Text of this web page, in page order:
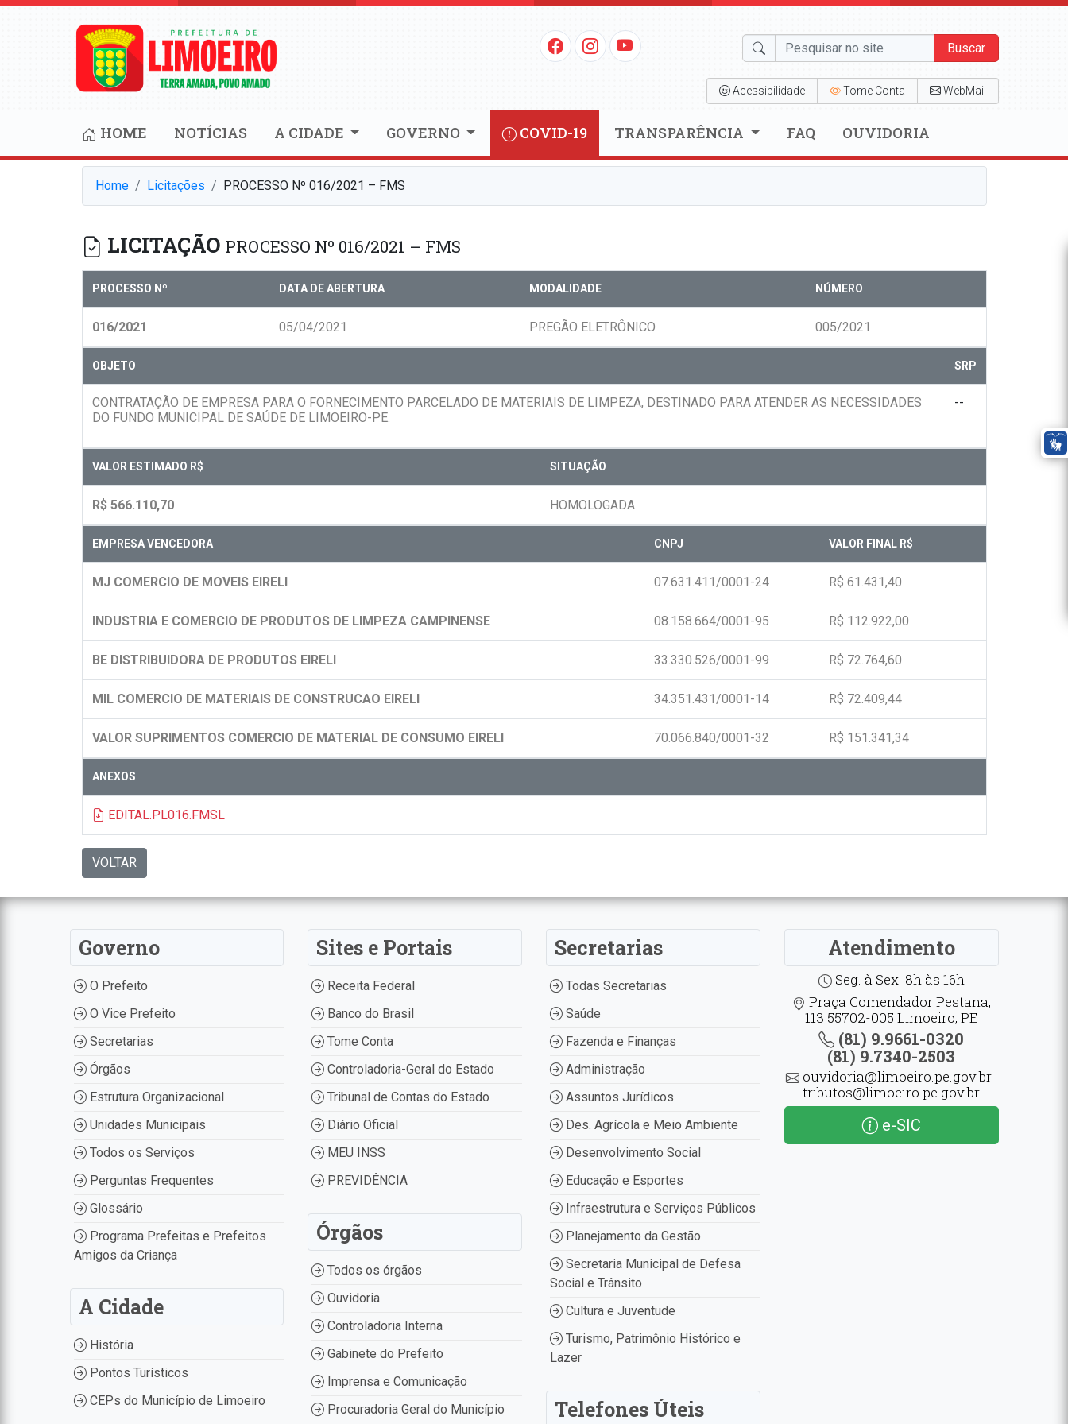
Buscar
Acessibilidade Tome Conta WebMail
HOME NOTÍCIAS A CIDADE GOVERNO COVID-19 TRANSPARÊNCIA FAQ OUVIDORIA
Home Licitações PROCESSO Nº 016/2021 – FMS
LICITAÇÃO PROCESSO Nº 016/2021 – FMS
PROCESSO Nº DATA DE ABERTURA MODALIDADE NÚMERO
016/2021 05/04/2021 PREGÃO ELETRÔNICO 005/2021
OBJETO SRP
CONTRATAÇÃO DE EMPRESA PARA O FORNECIMENTO PARCELADO DE MATERIAIS DE LIMPEZA, DESTINADO PARA ATENDER AS NECESSIDADES
DO FUNDO MUNICIPAL DE SAÚDE DE LIMOEIRO-PE.
--
VALOR ESTIMADO R$ SITUAÇÃO
R$ 566.110,70 HOMOLOGADA
EMPRESA VENCEDORA CNPJ VALOR FINAL R$
MJ COMERCIO DE MOVEIS EIRELI 07.631.411/0001-24 R$ 61.431,40
INDUSTRIA E COMERCIO DE PRODUTOS DE LIMPEZA CAMPINENSE 08.158.664/0001-95 R$ 112.922,00
BE DISTRIBUIDORA DE PRODUTOS EIRELI 33.330.526/0001-99 R$ 72.764,60
MIL COMERCIO DE MATERIAIS DE CONSTRUCAO EIRELI 34.351.431/0001-14 R$ 72.409,44
VALOR SUPRIMENTOS COMERCIO DE MATERIAL DE CONSUMO EIRELI 70.066.840/0001-32 R$ 151.341,34
ANEXOS
EDITAL.PL016.FMSL
VOLTAR
Governo
O Prefeito
O Vice Prefeito
Secretarias
Órgãos
Estrutura Organizacional
Unidades Municipais
Todos os Serviços
Perguntas Frequentes
Glossário
Programa Prefeitas e Prefeitos
Amigos da Criança
A Cidade
História
Pontos Turísticos
CEPs do Município de Limoeiro
Sites e Portais
Receita Federal
Banco do Brasil
Tome Conta
Controladoria-Geral do Estado
Tribunal de Contas do Estado
Diário Oficial
MEU INSS
PREVIDÊNCIA
Órgãos
Todos os órgãos
Ouvidoria
Controladoria Interna
Gabinete do Prefeito
Imprensa e Comunicação
Procuradoria Geral do Município
Secretarias
Todas Secretarias
Saúde
Fazenda e Finanças
Administração
Assuntos Jurídicos
Des. Agrícola e Meio Ambiente
Desenvolvimento Social
Educação e Esportes
Infraestrutura e Serviços Públicos
Planejamento da Gestão
Secretaria Municipal de Defesa
Social e Trânsito
Cultura e Juventude
Turismo, Patrimônio Histórico e
Lazer
Telefones Úteis
Atendimento
Seg. à Sex. 8h às 16h
Praça Comendador Pestana,
113 55702-005 Limoeiro, PE
(81) 9.9661-0320
(81) 9.7340-2503
ouvidoria@limoeiro.pe.gov.br |
tributos@limoeiro.pe.gov.br
e-SIC